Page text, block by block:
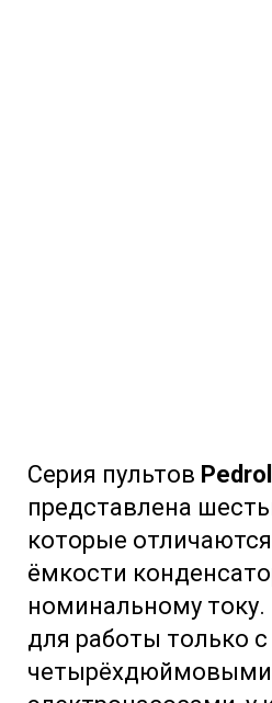
Серия пультов
представлена
которые
ёмкости
номинальному току.
для работы только с
четырёхдюймовыми